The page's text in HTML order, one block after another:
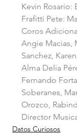
Kevin Rosario:
Frafitti Pete:
Coros
Angie Macias,
Sanchez,
Alma Delia
Fernando
Soberanes,
Orozco,
Director
Datos Curiosos